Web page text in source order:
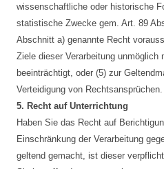
wissenschaftliche oder historische
statistische Zwecke gem. Art. 89
Abschnitt a) genannte Recht
Ziele dieser Verarbeitung unmöglich
beeinträchtigt, oder (5) zur
Verteidigung von Rechtsansprüchen.
5. Recht auf Unterrichtung
Haben Sie das Recht auf
Einschränkung der Verarbeitung
geltend gemacht, ist dieser